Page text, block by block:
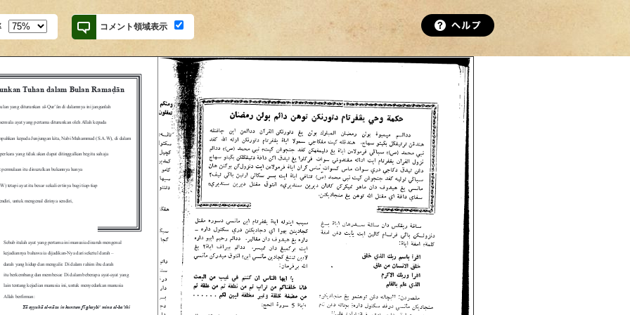
コメント領域表示